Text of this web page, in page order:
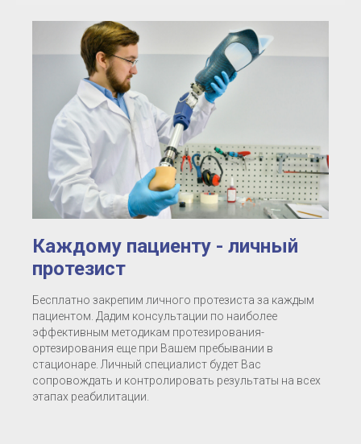
Каждому пациенту - личный
протезист
Бесплатно закрепим личного протезиста за каждым
пациентом. Дадим консультации по наиболее
эффективным методикам протезирования-
ортезирования еще при Вашем пребывании в
стационаре. Личный специалист будет Вас
сопровождать и контролировать результаты на всех
этапах реабилитации.